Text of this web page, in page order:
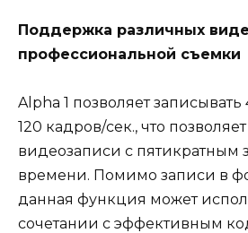
Поддержка различных
профессиональной съемки
Alpha 1 позволяет записывать
120 кадров/сек., что
видеозаписи с пятикратным
времени. Помимо записи в
данная функция может
сочетании с эффективным